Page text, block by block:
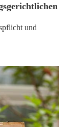
und